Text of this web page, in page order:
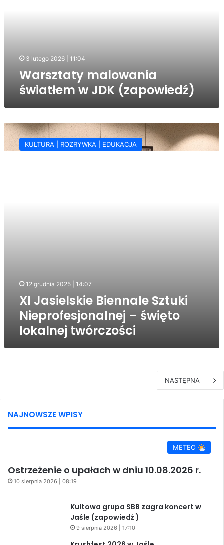
3 lutego 2026 | 11:04
Warsztaty malowania
światłem w JDK (zapowiedź)
XI
Jasielskie
BiennaleKULTURA | ROZRYWKA | EDUKACJA
12 grudnia 2025 | 14:07
XI Jasielskie Biennale Sztuki
Nieprofesjonalnej – święto
lokalnej twórczości
NASTĘPNA
NAJNOWSZE WPISY
METEO
Ostrzeżenie o upałach w dniu 10.08.2026 r.
10 sierpnia 2026 | 08:19
Kultowa grupa SBB zagra koncert w
Jaśle (zapowiedź )
9 sierpnia 2026 | 17:10